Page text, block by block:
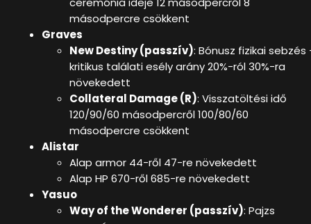
másodpercre csökkent
Graves
New Destiny (passzív): Bónusz fizikai sebzés
kritikus találati esély arány 20%-ról 30%-ra
növekedett
Collateral Damage (R): Visszatöltési idő
120/90/60 másodpercről 100/80/60
másodpercre csökkent
Alistar
Alap armor 44-ről 47-re növekedett
Alap HP 670-ről 685-re növekedett
Yasuo
Way of the Wonderer (passzív): Pajzs